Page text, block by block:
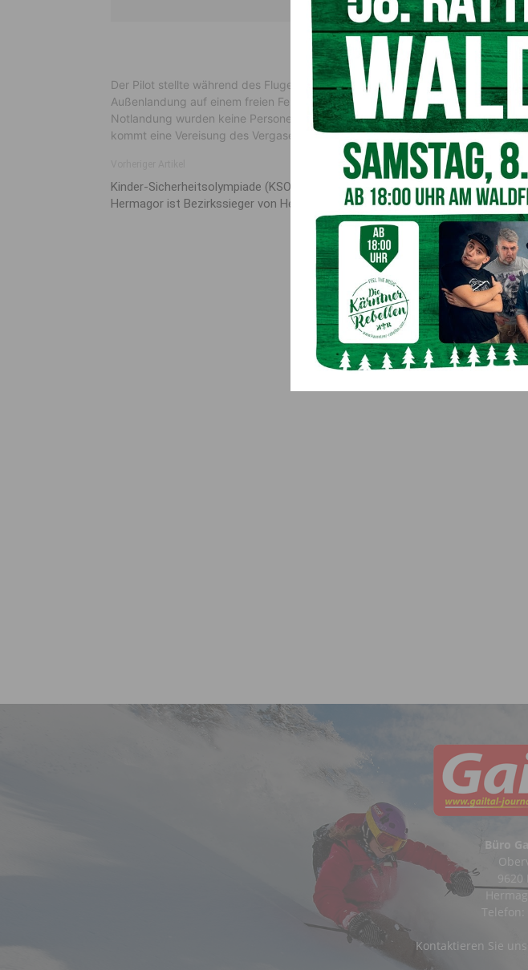
Symbolfoto
Der Pilot stellte während des Fluges einen Leistungsverlust der Maschine fest
Außenlandung auf einem freien Feld im Bereich von St. Leonhard bei
Notlandung wurden keine Personen verletzt und es entstand kein
kommt eine Vereisung des Vergasers infrage, dies muss jedoch noch
Kinder-Sicherheitsolympiade (KSO) 2023: VS
Hermagor ist Bezirkssieger von Hermagor
Party in
Büro
Telefon:
Kontaktieren Sie uns: